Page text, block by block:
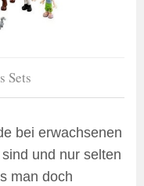
Sets
bei erwachsenen
und nur selten
man doch